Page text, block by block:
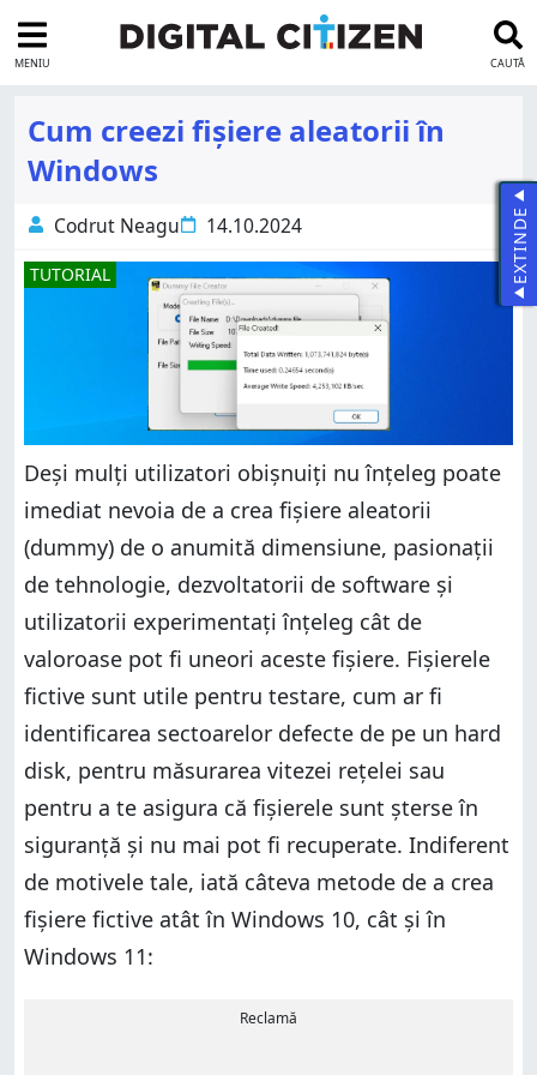
MENIU CAUTĂ
Cum creezi fișiere aleatorii în
Windows
Codrut Neagu 14.10.2024
TUTORIAL
Deși mulți utilizatori obișnuiți nu înțeleg poate
imediat nevoia de a crea fișiere aleatorii
(dummy) de o anumită dimensiune, pasionații
de tehnologie, dezvoltatorii de software și
utilizatorii experimentați înțeleg cât de
valoroase pot fi uneori aceste fișiere. Fișierele
fictive sunt utile pentru testare, cum ar fi
identificarea sectoarelor defecte de pe un hard
disk, pentru măsurarea vitezei rețelei sau
pentru a te asigura că fișierele sunt șterse în
siguranță și nu mai pot fi recuperate. Indiferent
de motivele tale, iată câteva metode de a crea
fișiere fictive atât în Windows 10, cât și în
Windows 11:
Reclamă
EXTINDE